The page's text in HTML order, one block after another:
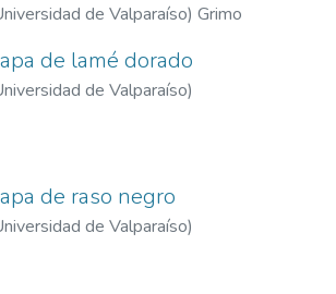
de Valparaíso) Grimo
de lamé dorado
de Valparaíso)
de raso negro
de Valparaíso)